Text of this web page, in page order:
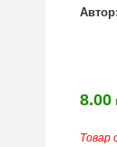
Автор:
8.00
Товар